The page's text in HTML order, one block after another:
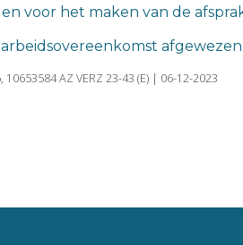
voor het maken van de
afgewezen.
AZ VERZ 23-43 (E) | 06-12-2023